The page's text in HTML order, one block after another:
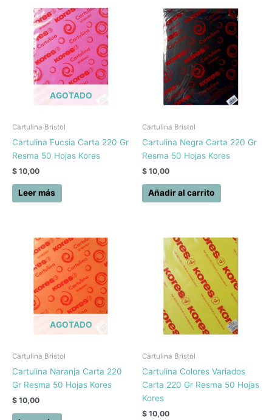
AGOTADO
Cartulina Bristol
Cartulina Fucsia Carta 220 Gr
Resma 50 Hojas Kores
$ 10,00
Leer más
Cartulina Bristol
Cartulina Negra Carta 220 Gr
Resma 50 Hojas Kores
$ 10,00
Añadir al carrito
AGOTADO
Cartulina Bristol
Cartulina Naranja Carta 220
Gr Resma 50 Hojas Kores
$ 10,00
Cartulina Bristol
Cartulina Colores Variados
Carta 220 Gr Resma 50 Hojas
Kores
$ 10,00